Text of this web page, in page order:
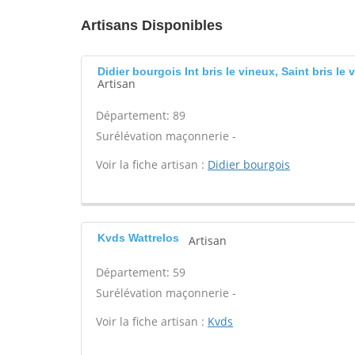
Artisans Disponibles
Didier bourgois Int bris le vineux, Saint bris le
Artisan
Département: 89
Surélévation maçonnerie -
Voir la fiche artisan : Didier bourgois
Kvds Wattrelos Artisan
Département: 59
Surélévation maçonnerie -
Voir la fiche artisan : Kvds